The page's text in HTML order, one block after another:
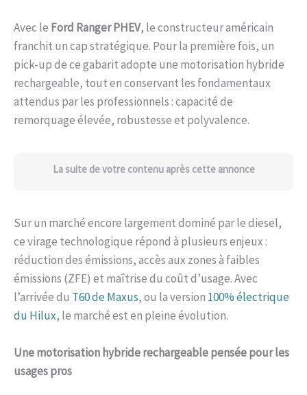
Avec le Ford Ranger PHEV, le constructeur américain
franchit un cap stratégique. Pour la première fois, un
pick-up de ce gabarit adopte une motorisation hybride
rechargeable, tout en conservant les fondamentaux
attendus par les professionnels : capacité de
remorquage élevée, robustesse et polyvalence.
La suite de votre contenu après cette annonce
Sur un marché encore largement dominé par le diesel,
ce virage technologique répond à plusieurs enjeux :
réduction des émissions, accès aux zones à faibles
émissions (ZFE) et maîtrise du coût d’usage. Avec
l’arrivée du T60 de Maxus, ou la version 100% électrique
du Hilux, le marché est en pleine évolution.
Une motorisation hybride rechargeable pensée pour les
usages pros